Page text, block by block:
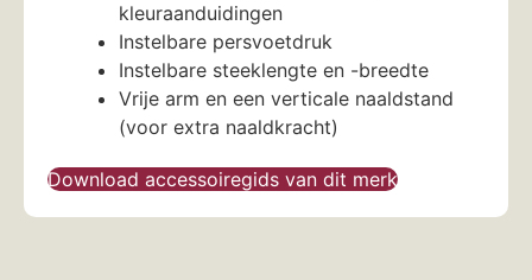
kleuraanduidingen
Instelbare persvoetdruk
Instelbare steeklengte en -breedte
Vrije arm en een verticale naaldstand
(voor extra naaldkracht)
Download accessoiregids van dit merk